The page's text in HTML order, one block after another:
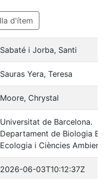
d'ítem
Sabaté i Jorba, Santi
Sauras Yera, Teresa
Moore, Chrystal
Universitat de Barcelona.
Departament de Biologia
Ecologia i Ciències
2026-06-03T10:12:37Z